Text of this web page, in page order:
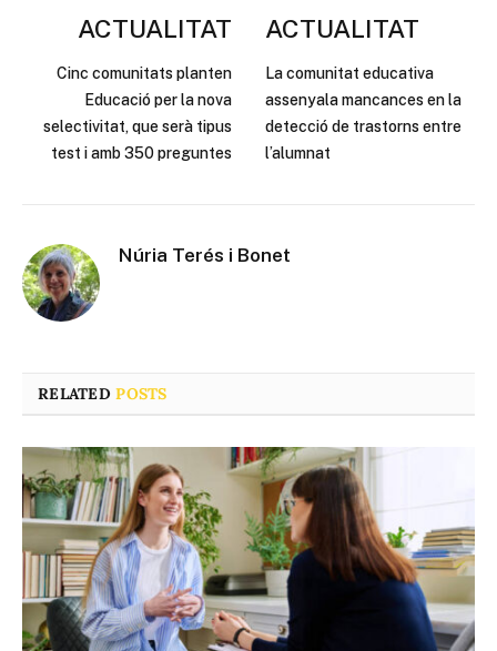
ACTUALITAT
Cinc comunitats planten
Educació per la nova
selectivitat, que serà tipus
test i amb 350 preguntes
ACTUALITAT
La comunitat educativa
assenyala mancances en la
detecció de trastorns entre
l’alumnat
Núria Terés i Bonet
RELATEDPOSTS